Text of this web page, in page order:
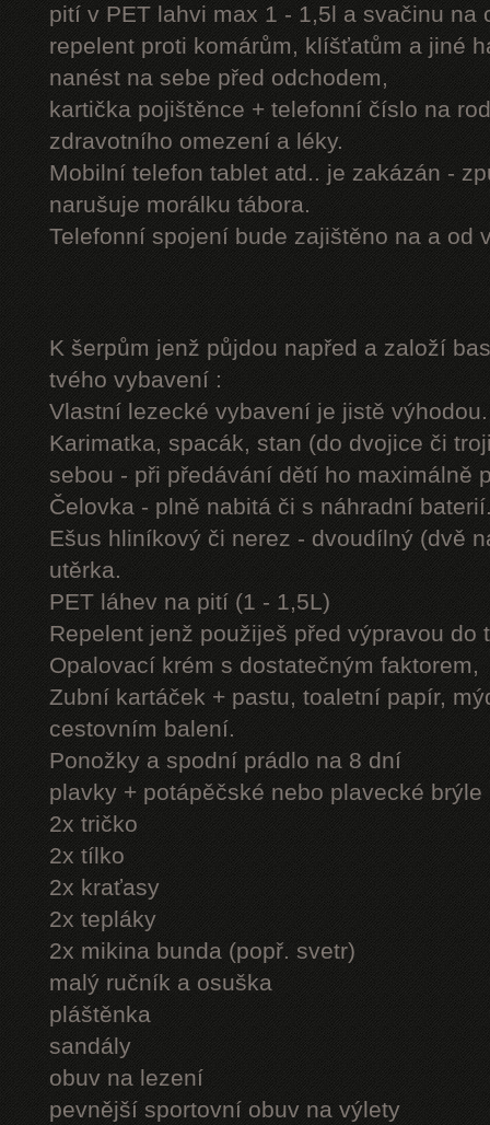
pití v PET lahvi max 1 - 1,5l a svačinu na
repelent proti komárům, klíšťatům a jiné
nanést na sebe před odchodem,
kartička pojištěnce + telefonní číslo na
zdravotního omezení a léky.
Mobilní telefon tablet atd.. je zakázán -
narušuje morálku tábora.
Telefonní spojení bude zajištěno na a od
K šerpům jenž půjdou napřed a založí
tvého vybavení :
Vlastní lezecké vybavení je jistě výhodou.
Karimatka, spacák, stan (do dvojice či
sebou - při předávání dětí ho maximálně
Čelovka - plně nabitá či s náhradní
Ešus hliníkový či nerez - dvoudílný (dvě
utěrka.
PET láhev na pití (1 - 1,5L)
Repelent jenž použiješ před výpravou do
Opalovací krém s dostatečným faktorem,
Zubní kartáček + pastu, toaletní papír,
cestovním balení.
Ponožky a spodní prádlo na 8 dní
plavky + potápěčské nebo plavecké brýle
2x tričko
2x tílko
2x kraťasy
2x tepláky
2x mikina bunda (popř. svetr)
malý ručník a osuška
pláštěnka
sandály
obuv na lezení
pevnější sportovní obuv na výlety